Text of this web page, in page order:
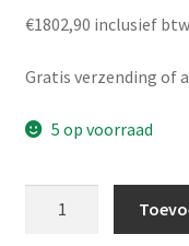
€1802,90 inclusief btw
Gratis verzending of
5 op voorraad